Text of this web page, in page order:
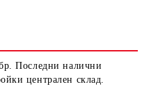
Последни налични
централен склад.